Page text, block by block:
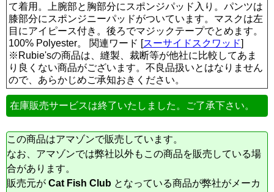
て着用。上腕部と胸部分にスポンジパッド入り。パンツは
膝部分にスポンジニーパッドがついています。マスクは左
目にアイピース付き。後ろでマジックテープでとめます。
100% Polyester。 関連ワード [スーサイドスクワッド]
※Rubie'sの商品は、縫製、裁断等が他社に比較してあま
り良くない商品がございます。不良品扱いとはなりません
ので、あらかじめご承知おきください。
在庫販売サービスは終了いたしました。ご了承下さい。
この商品はアマゾンで販売しています。
なお、アマゾンでは弊社以外もこの商品を販売している場
合があります。
販売元が Cat Fish Club となっている商品が弊社がメーカ